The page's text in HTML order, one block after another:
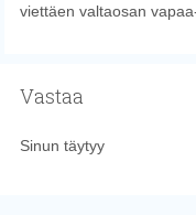
viettäen valtaosan
Vastaa
Sinun täytyy